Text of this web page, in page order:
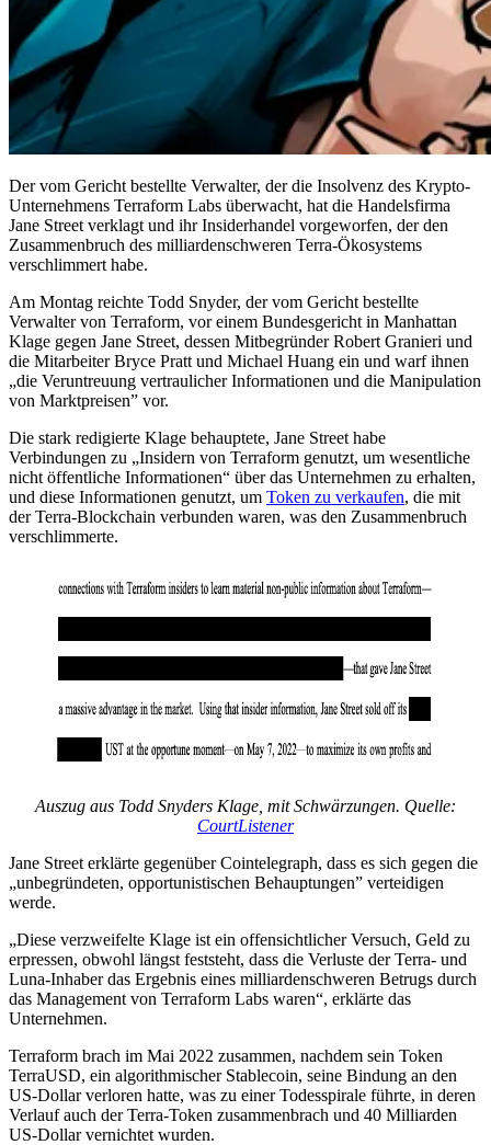
Der vom Gericht bestellte Verwalter, der die Insolvenz des Krypto-
Unternehmens Terraform Labs überwacht, hat die Handelsfirma
Jane Street verklagt und ihr Insiderhandel vorgeworfen, der den
Zusammenbruch des milliardenschweren Terra-Ökosystems
verschlimmert habe.
Am Montag reichte Todd Snyder, der vom Gericht bestellte
Verwalter von Terraform, vor einem Bundesgericht in Manhattan
Klage gegen Jane Street, dessen Mitbegründer Robert Granieri und
die Mitarbeiter Bryce Pratt und Michael Huang ein und warf ihnen
„die Veruntreuung vertraulicher Informationen und die Manipulation
von Marktpreisen” vor.
Die stark redigierte Klage behauptete, Jane Street habe
Verbindungen zu „Insidern von Terraform genutzt, um wesentliche
nicht öffentliche Informationen“ über das Unternehmen zu erhalten,
und diese Informationen genutzt, um Token zu verkaufen, die mit
der Terra-Blockchain verbunden waren, was den Zusammenbruch
verschlimmerte.
Auszug aus Todd Snyders Klage, mit Schwärzungen. Quelle:
CourtListener
Jane Street erklärte gegenüber Cointelegraph, dass es sich gegen die
„unbegründeten, opportunistischen Behauptungen” verteidigen
werde.
„Diese verzweifelte Klage ist ein offensichtlicher Versuch, Geld zu
erpressen, obwohl längst feststeht, dass die Verluste der Terra- und
Luna-Inhaber das Ergebnis eines milliardenschweren Betrugs durch
das Management von Terraform Labs waren“, erklärte das
Unternehmen.
Terraform brach im Mai 2022 zusammen, nachdem sein Token
TerraUSD, ein algorithmischer Stablecoin, seine Bindung an den
US-Dollar verloren hatte, was zu einer Todesspirale führte, in deren
Verlauf auch der Terra-Token zusammenbrach und 40 Milliarden
US-Dollar vernichtet wurden.